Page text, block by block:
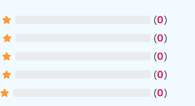
(0)
(0)
(0)
(0)
(0)